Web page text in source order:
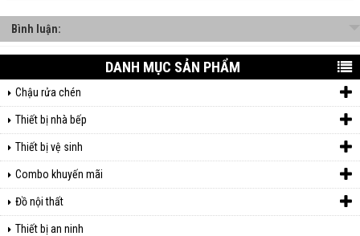
Bình luận:
DANH MỤC SẢN PHẨM
Chậu rửa chén
Thiết bị nhà bếp
Thiết bị vệ sinh
Combo khuyến mãi
Đồ nội thất
Thiết bị an ninh